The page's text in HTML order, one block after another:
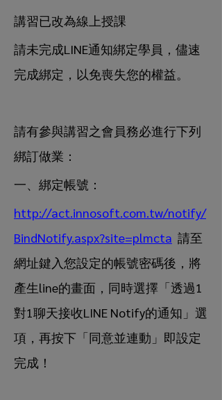
講習已改為線上授課
請未完成LINE通知綁定學員，儘速
完成綁定，以免喪失您的權益。
請有參與講習之會員務必進行下列
綁訂做業：
一、綁定帳號：
http://act.innosoft.com.tw/notify/
BindNotify.aspx?site=plmcta
  請至
網址鍵入您設定的帳號密碼後，將
產生line的畫面，同時選擇「透過1
對1聊天接收LINE Notify的通知」選
項，再按下「同意並連動」即設定
完成！